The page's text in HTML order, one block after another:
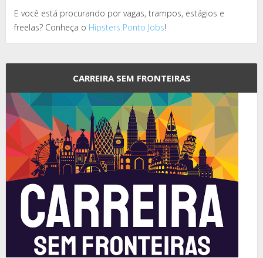
E você está procurando por vagas, trampos, estágios e
freelas? Conheça o Hipsters Ponto Jobs!
CARREIRA SEM FRONTEIRAS